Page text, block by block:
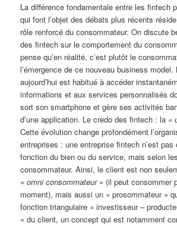
La différence fondamentale entre les fintech
qui font l’objet des débats plus récents
rôle renforcé du consommateur. On discute
des fintech sur le comportement du
pense qu’en réalité, c’est plutôt le
l’émergence de ce nouveau business
aujourd’hui est habitué à accéder
informations et aux services personnalisés
sort son smartphone et gère ses activités
d’une application. Le credo des fintech : la «
Cette évolution change profondément
entreprises : une entreprise fintech n’est pas
fonction du bien ou du service, mais selon
consommateur. Ainsi, le client est non
«omni consommateur» (il peut consommer
moment), mais aussi un « prosommateur »
fonction triangulaire « investisseur –
» du client, un concept qui est notamment